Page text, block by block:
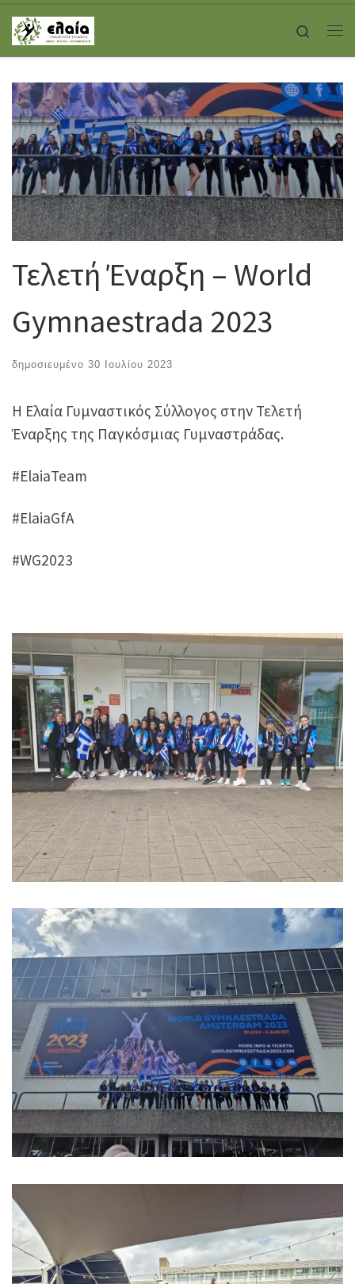
Skip to content
Search
Τελετή Έναρξη – World
Gymnaestrada 2023
δημοσιευμένο 30 Ιουλίου 2023
Η Ελαία Γυμναστικός Σύλλογος στην Τελετή
Έναρξης της Παγκόσμιας Γυμναστράδας.
#ElaiaTeam
#ElaiaGfA
#WG2023